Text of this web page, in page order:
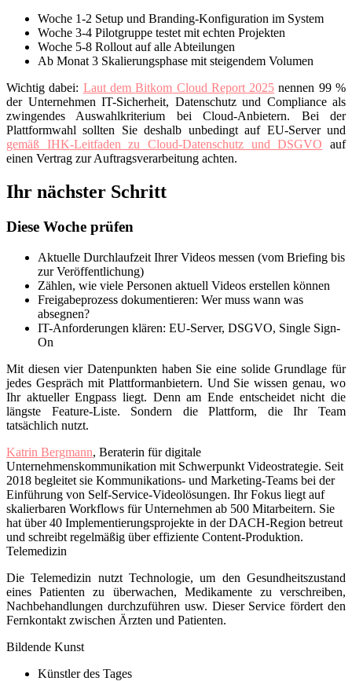
Woche 1-2 Setup und Branding-Konfiguration im System
Woche 3-4 Pilotgruppe testet mit echten Projekten
Woche 5-8 Rollout auf alle Abteilungen
Ab Monat 3 Skalierungsphase mit steigendem Volumen
Wichtig dabei: Laut demBitkom Cloud Report 2025 nennen 99 %
der Unternehmen IT-Sicherheit, Datenschutz und Compliance als
zwingendes Auswahlkriterium bei Cloud-Anbietern. Bei der
Plattformwahl sollten Sie deshalb unbedingt auf EU-Server und
gemäß IHK-Leitfaden zu Cloud-Datenschutz und DSGVO auf
einen Vertrag zur Auftragsverarbeitung achten.
Ihr nächster Schritt
Diese Woche prüfen
Aktuelle Durchlaufzeit Ihrer Videos messen (vom Briefing bis
zur Veröffentlichung)
Zählen, wie viele Personen aktuell Videos erstellen können
Freigabeprozess dokumentieren: Wer muss wann was
absegnen?
IT-Anforderungen klären: EU-Server, DSGVO, Single Sign-
On
Mit diesen vier Datenpunkten haben Sie eine solide Grundlage für
jedes Gespräch mit Plattformanbietern. Und Sie wissen genau, wo
Ihr aktueller Engpass liegt. Denn am Ende entscheidet nicht die
längste Feature-Liste. Sondern die Plattform, die Ihr Team
tatsächlich nutzt.
Katrin Bergmann, Beraterin für digitale
Unternehmenskommunikation mit Schwerpunkt Videostrategie. Seit
2018 begleitet sie Kommunikations- und Marketing-Teams bei der
Einführung von Self-Service-Videolösungen. Ihr Fokus liegt auf
skalierbaren Workflows für Unternehmen ab 500 Mitarbeitern. Sie
hat über 40 Implementierungsprojekte in der DACH-Region betreut
und schreibt regelmäßig über effiziente Content-Produktion.
Telemedizin
Die Telemedizin nutzt Technologie, um den Gesundheitszustand
eines Patienten zu überwachen, Medikamente zu verschreiben,
Nachbehandlungen durchzuführen usw. Dieser Service fördert den
Fernkontakt zwischen Ärzten und Patienten.
Bildende Kunst
Künstler des Tages